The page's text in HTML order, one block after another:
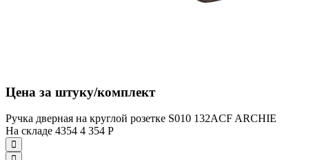
Цена за штуку/комплект
Ручка дверная на круглой розетке S010 132ACF ARCHIE
На складе 4354 4 354 Р